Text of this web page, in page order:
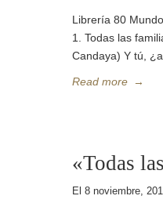
Librería 80
1. Todas las
Candaya) Y tú,
Read more →
«Todas
El 8 noviembre,